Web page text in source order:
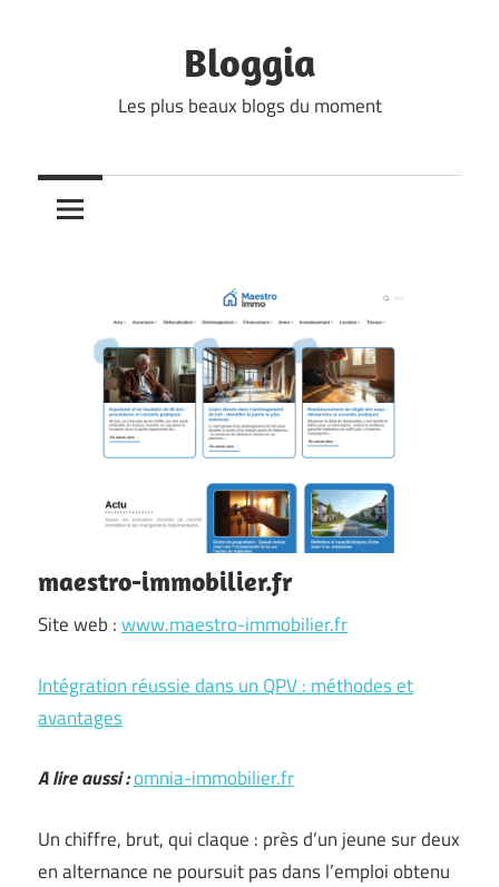
Bloggia
Les plus beaux blogs du moment
maestro-immobilier.fr
Site web :www.maestro-immobilier.fr
Intégration réussie dans un QPV : méthodes et
avantages
A lire aussi :omnia-immobilier.fr
Un chiffre, brut, qui claque : près d’un jeune sur deux
en alternance ne poursuit pas dans l’emploi obtenu